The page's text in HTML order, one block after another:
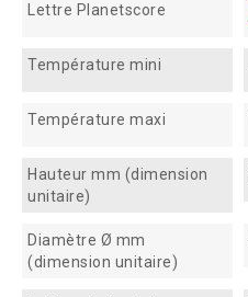
Lettre Planetscore
Température mini
Température maxi
Hauteur mm (dimension
unitaire)
Diamètre Ø mm
(dimension unitaire)